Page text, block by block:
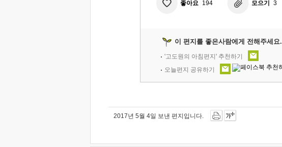
좋아요 194 모으기
3
이 편지를 좋은사람에게 전해주세요.
'고도원의 아침편지' 추천하기
오늘편지 공유하기
2017년 5월 4일 보낸 편지입니다.